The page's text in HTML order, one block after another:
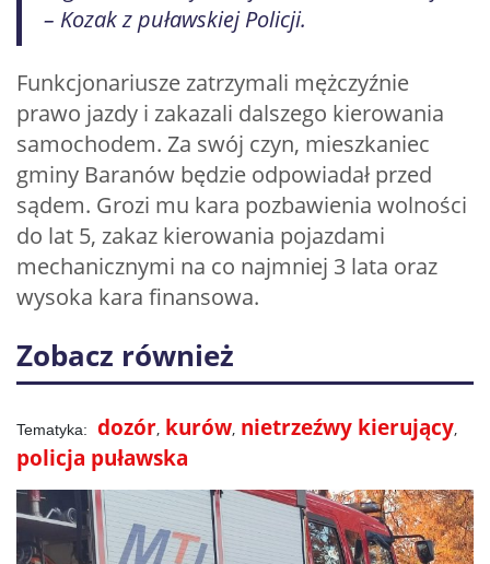
– Kozak z puławskiej Policji.
Funkcjonariusze zatrzymali mężczyźnie
prawo jazdy i zakazali dalszego kierowania
samochodem. Za swój czyn, mieszkaniec
gminy Baranów będzie odpowiadał przed
sądem. Grozi mu kara pozbawienia wolności
do lat 5, zakaz kierowania pojazdami
mechanicznymi na co najmniej 3 lata oraz
wysoka kara finansowa.
Zobacz również
dozór kurów nietrzeźwy kierujący
policja puławska